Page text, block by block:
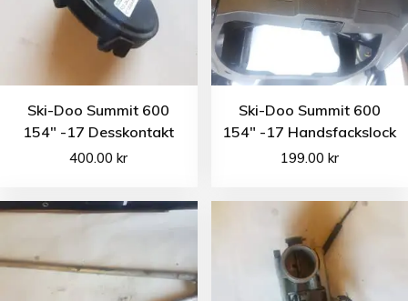
Ski-Doo Summit 600
154″ -17 Desskontakt
400.00kr
Ski-Doo Summit 600
154″ -17 Handsfackslock
199.00 kr